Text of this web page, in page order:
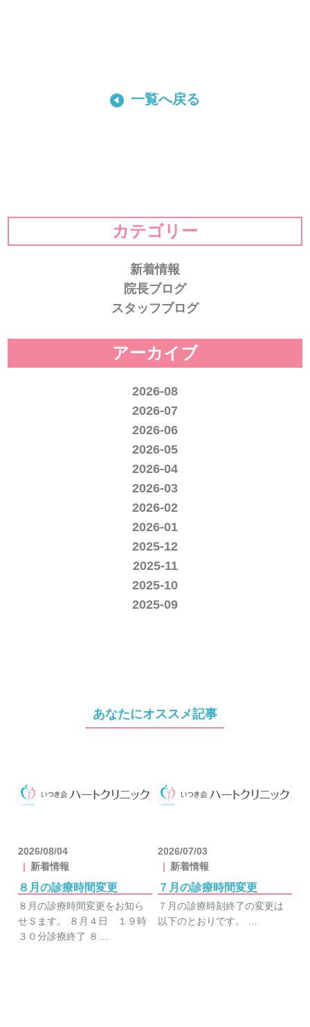
一覧へ戻る
カテゴリー
新着情報
院長ブログ
スタッフブログ
アーカイブ
2026-08
2026-07
2026-06
2026-05
2026-04
2026-03
2026-02
2026-01
2025-12
2025-11
2025-10
2025-09
あなたにオススメ記事
2026/08/04
新着情報
８月の診療時間変更
８月の診療時間変更をお知ら
せＳます。 ８月４日 １９時
３０分診療終了 ８…
2026/07/03
新着情報
７月の診療時間変更
７月の診療時刻終了の変更は
以下のとおりです。 …